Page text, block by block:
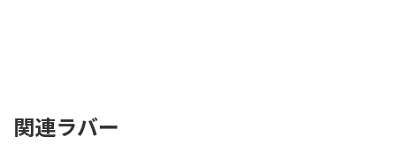
関連ラバー